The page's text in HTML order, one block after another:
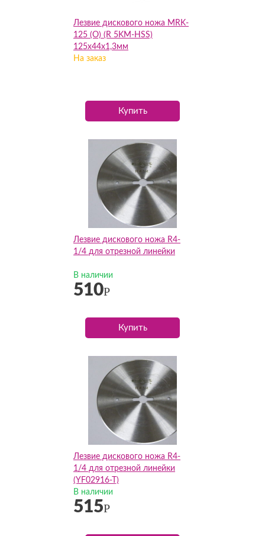
Лезвие дискового ножа MRK-
125 (О) (R 5KM-HSS)
125х44х1,3мм
На заказ
Купить
Лезвие дискового ножа R4-
1/4 для отрезной линейки
В наличии
510Р
Купить
Лезвие дискового ножа R4-
1/4 для отрезной линейки
(YF02916-T)
В наличии
515Р